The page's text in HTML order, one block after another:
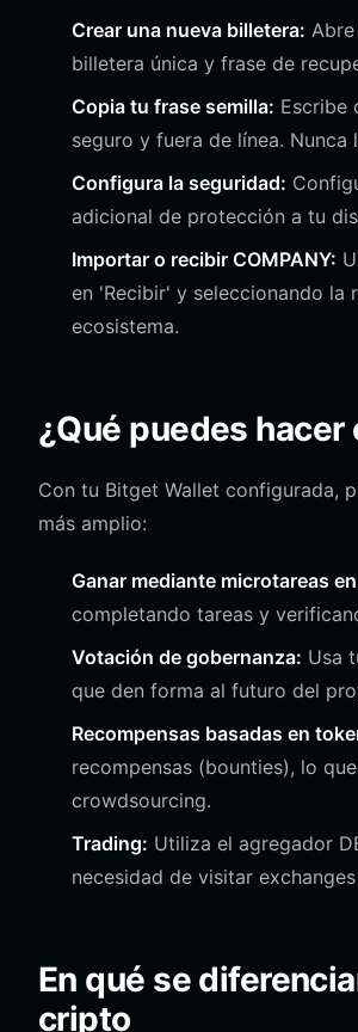
Crear una nueva billetera:
billetera única y frase de
Copia tu frase semilla: Escribe
seguro y fuera de línea.
Configura la seguridad:
adicional de protección a tu
Importar o recibir COMPANY:
en 'Recibir' y seleccionando la
ecosistema.
¿Qué puedes hacer
Con tu Bitget Wallet configurada,
más amplio:
Ganar mediante microtareas
completando tareas y
Votación de gobernanza: Usa
que den forma al futuro del
Recompensas basadas en
recompensas (bounties), lo
crowdsourcing.
Trading: Utiliza el agregador
necesidad de visitar
En qué se
cripto